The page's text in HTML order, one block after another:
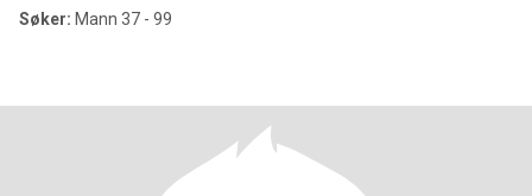
Søker: Mann 37 - 99